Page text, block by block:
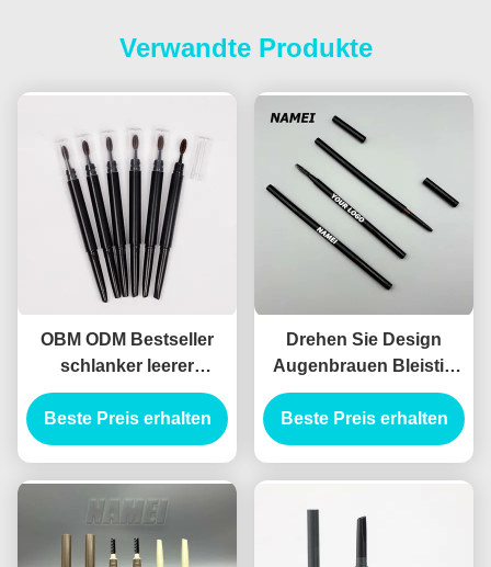
Verwandte Produkte
OBM ODM Bestseller
schlanker leerer
Augenbrauen Bleistift
Behälter schlanker
leerer Augenbrauen
Beste Preis erhalten
Drehen Sie Design
Augenbrauen Bleistift
Behälter ABS Material
Automatische Formel
Beste Preis erhalten